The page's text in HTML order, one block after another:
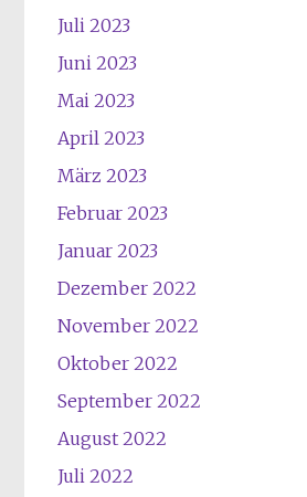
Juli 2023
Juni 2023
Mai 2023
April 2023
März 2023
Februar 2023
Januar 2023
Dezember 2022
November 2022
Oktober 2022
September 2022
August 2022
Juli 2022